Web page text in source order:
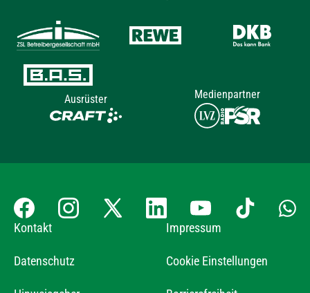
Ausrüster Medienpartner
Kontakt Impressum
Datenschutz Cookie Einstellungen